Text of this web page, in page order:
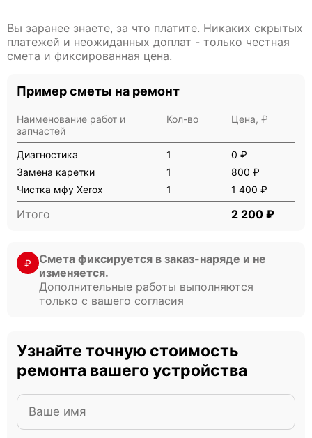
Вы заранее знаете, за что платите. Никаких скрытых
платежей и неожиданных доплат - только честная
смета и фиксированная цена.
Пример сметы на ремонт
Наименование работ и
запчастей
Кол-во Цена, ₽
Диагностика 1
0 ₽
Замена каретки
1
800 ₽
Чистка мфу Xerox
1 1 400 ₽
Итого 2 200 ₽
₽
Смета фиксируется в заказ-наряде и не
изменяется.
Дополнительные работы выполняются
только с вашего согласия
Узнайте точную стоимость
ремонта вашего устройства